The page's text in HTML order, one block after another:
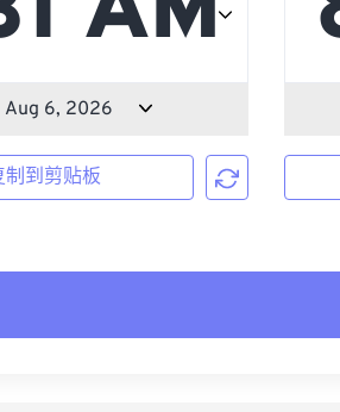
制到剪贴板